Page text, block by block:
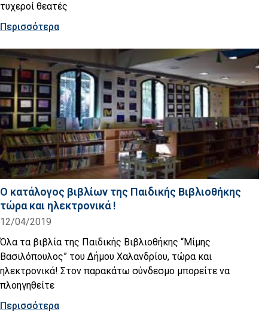
τυχεροί θεατές
Περισσότερα
Ο κατάλογος βιβλίων της Παιδικής Βιβλιοθήκης
τώρα και ηλεκτρονικά !
12/04/2019
Όλα τα βιβλία της Παιδικής Βιβλιοθήκης “Μίμης
Βασιλόπουλος” του Δήμου Χαλανδρίου, τώρα και
ηλεκτρονικά! Στον παρακάτω σύνδεσμο μπορείτε να
πλοηγηθείτε
Περισσότερα